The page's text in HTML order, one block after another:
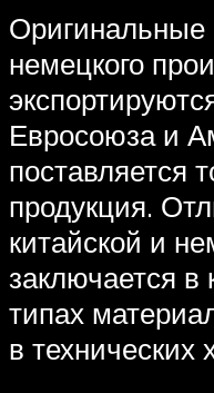
немецкого
Евросоюза и
поставляется
продукция.
китайской и
заключается в
типах
в технических